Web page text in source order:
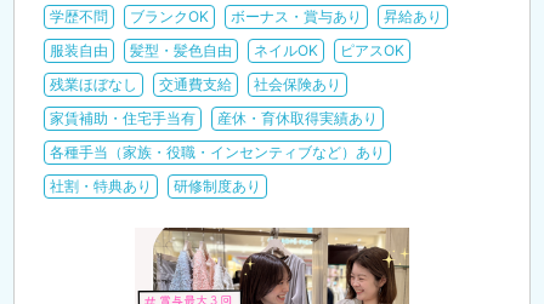
学歴不問
ブランクOK ボーナス・賞与あり
昇給あり
服装自由
髪型・髪色自由 ネイルOK
ピアスOK
残業ほぼなし
交通費支給
社会保険あり
家賃補助・住宅手当有
産休・育休取得実績あり
各種手当（家族・役職・インセンティブなど）あり
社割・特典あり
研修制度あり